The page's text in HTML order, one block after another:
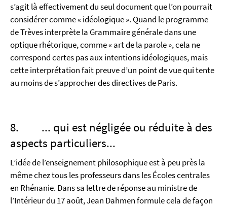
s’agit là effectivement du seul document que l’on pourrait
considérer comme « idéologique ». Quand le programme
de Trèves interprète la Grammaire générale dans une
optique rhétorique, comme « art de la parole », cela ne
correspond certes pas aux intentions idéologiques, mais
cette interprétation fait preuve d’un point de vue qui tente
au moins de s’approcher des directives de Paris.
8. ... qui est négligée ou réduite à des
aspects particuliers...
L’idée de l’enseignement philosophique est à peu près la
même chez tous les professeurs dans les Écoles centrales
en Rhénanie. Dans sa lettre de réponse au ministre de
l’Intérieur du 17 août, Jean Dahmen formule cela de façon